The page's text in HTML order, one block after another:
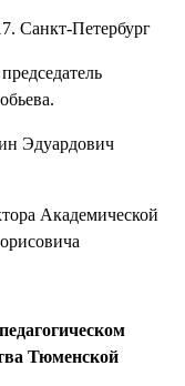
Санкт-Петербург
Эдуардович
Академической
Тюменской